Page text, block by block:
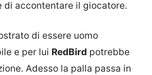
di accontentare il giocatore.
di essere uomo
e per lui RedBird potrebbe
Adesso la palla passa in